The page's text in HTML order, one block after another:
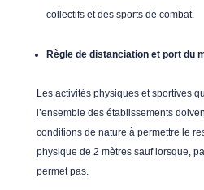
collectifs et des sports de combat.
Règle de distanciation et port du
Les activités physiques et sportives
l’ensemble des établissements
conditions de nature à permettre le
physique de 2 mètres sauf lorsque,
permet pas.